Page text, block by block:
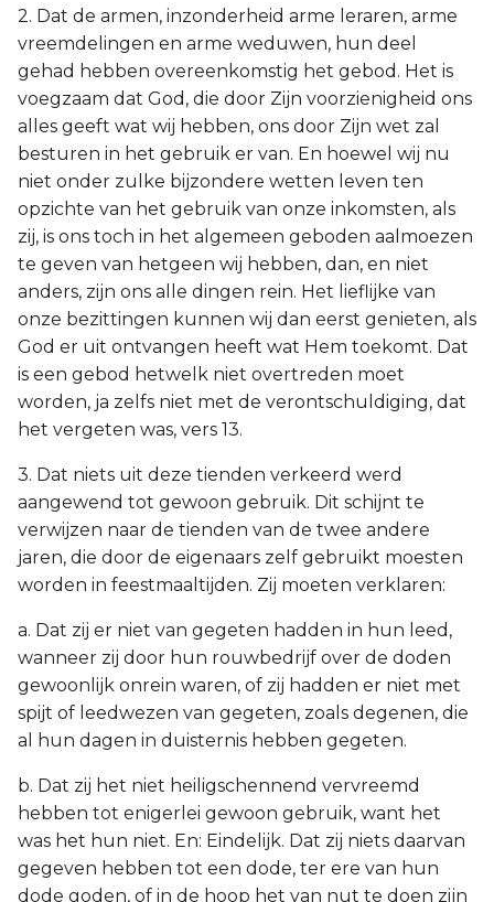
2. Dat de armen, inzonderheid arme leraren, arme
vreemdelingen en arme weduwen, hun deel
gehad hebben overeenkomstig het gebod. Het is
voegzaam dat God, die door Zijn voorzienigheid ons
alles geeft wat wij hebben, ons door Zijn wet zal
besturen in het gebruik er van. En hoewel wij nu
niet onder zulke bijzondere wetten leven ten
opzichte van het gebruik van onze inkomsten, als
zij, is ons toch in het algemeen geboden aalmoezen
te geven van hetgeen wij hebben, dan, en niet
anders, zijn ons alle dingen rein. Het lieflijke van
onze bezittingen kunnen wij dan eerst genieten, als
God er uit ontvangen heeft wat Hem toekomt. Dat
is een gebod hetwelk niet overtreden moet
worden, ja zelfs niet met de verontschuldiging, dat
het vergeten was, vers 13.
3. Dat niets uit deze tienden verkeerd werd
aangewend tot gewoon gebruik. Dit schijnt te
verwijzen naar de tienden van de twee andere
jaren, die door de eigenaars zelf gebruikt moesten
worden in feestmaaltijden. Zij moeten verklaren:
a. Dat zij er niet van gegeten hadden in hun leed,
wanneer zij door hun rouwbedrijf over de doden
gewoonlijk onrein waren, of zij hadden er niet met
spijt of leedwezen van gegeten, zoals degenen, die
al hun dagen in duisternis hebben gegeten.
b. Dat zij het niet heiligschennend vervreemd
hebben tot enigerlei gewoon gebruik, want het
was het hun niet. En: Eindelijk. Dat zij niets daarvan
gegeven hebben tot een dode, ter ere van hun
dode goden, of in de hoop het van nut te doen zijn